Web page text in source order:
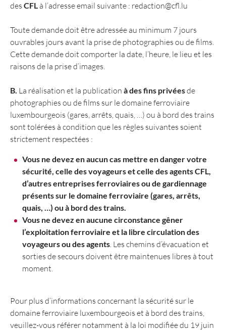
des CFL à l’adresse email suivante : redaction@cfl.lu
Toute demande doit être adressée au minimum 7 jours
ouvrables jours avant la prise de photographies ou de films.
Cette demande doit comporter la date, l’heure, le lieu et les
raisons de la prise d’images.
B. La réalisation et la publication à des fins privéesde
photographies ou de films sur le domaine ferroviaire
luxembourgeois (gares, arrêts, quais, …) ou à bord des trains
sont tolérées à condition que les règles suivantes soient
strictement respectées :
Vous ne devez en aucun cas mettre en danger votre
sécurité, celle des voyageurs et celle des agents CFL,
d’autres entreprises ferroviaires ou de gardiennage
présents sur le domaine ferroviaire (gares, arrêts,
quais, …) ou à bord des trains.
Vous ne devez en aucune circonstance gêner
l’exploitation ferroviaire et la libre circulation des
voyageurs ou des agents . Les chemins d’évacuation et
sorties de secours doivent être maintenues libres à tout
moment.
Pour plus d’informations concernant la sécurité sur le
domaine ferroviaire luxembourgeois et à bord des trains,
veuillez-vous référer notamment à la loi modifiée du 19 juin